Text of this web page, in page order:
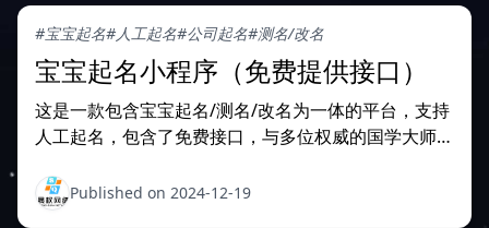
县小吃，酒店，麻将室，洗浴中心等等只要有无线网的
都可
#宝宝起名#人工起名#公司起名#测名/改名
宝宝起名小程序（免费提供接口）
这是一款包含宝宝起名/测名/改名为一体的平台，支持
人工起名，包含了免费接口，与多位权威的国学大师进
介： 1.宝宝起名--智能起名/人工起名 2.测名-为名字打
分，结合八字五行生肖等有权威大师做出
Published on 2024-12-19